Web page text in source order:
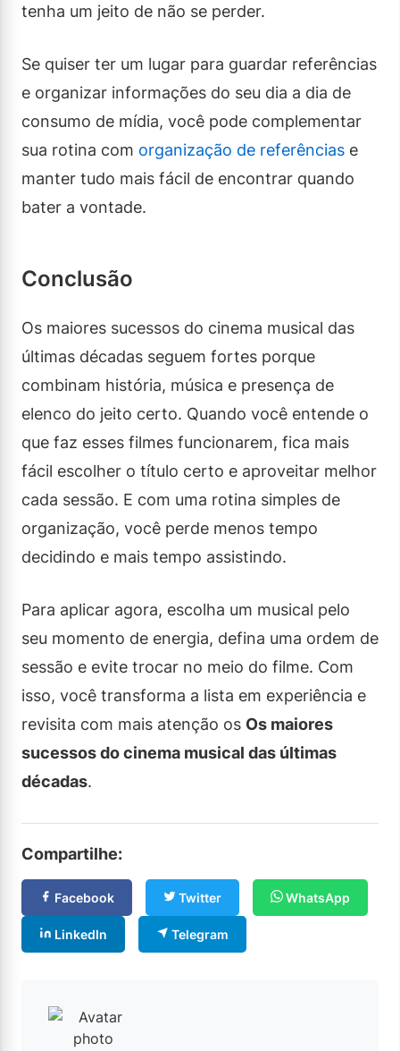
tenha um jeito de não se perder.
Se quiser ter um lugar para guardar referências
e organizar informações do seu dia a dia de
consumo de mídia, você pode complementar
sua rotina com organização de referências e
manter tudo mais fácil de encontrar quando
bater a vontade.
Conclusão
Os maiores sucessos do cinema musical das
últimas décadas seguem fortes porque
combinam história, música e presença de
elenco do jeito certo. Quando você entende o
que faz esses filmes funcionarem, fica mais
fácil escolher o título certo e aproveitar melhor
cada sessão. E com uma rotina simples de
organização, você perde menos tempo
decidindo e mais tempo assistindo.
Para aplicar agora, escolha um musical pelo
seu momento de energia, defina uma ordem de
sessão e evite trocar no meio do filme. Com
isso, você transforma a lista em experiência e
revisita com mais atenção os Os maiores
sucessos do cinema musical das últimas
décadas.
Compartilhe:
Facebook Twitter WhatsApp
LinkedIn Telegram